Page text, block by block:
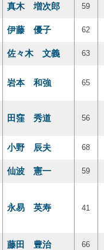
真木 増次郎 59
伊藤 優子 62
佐々木 文義 63
岩本 和強 65
田窪 秀道 56
小野 辰夫 68
仙波 憲一 59
永易 英寿 41
藤田 豊治 66